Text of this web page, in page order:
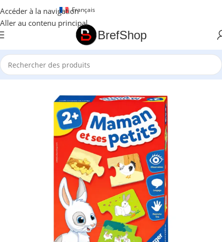
Accéder à la navigation
Aller au contenu principal
Français
BrefShop
Accueil/ Essentiel Enfant